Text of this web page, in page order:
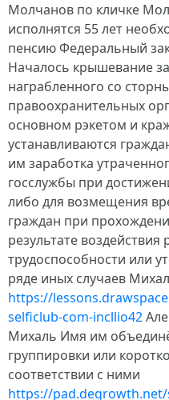
Молчанов по кличке
исполнятся 55 лет
пенсию Федеральный
Началось крышевание
награбленного со
правоохранительных
основном рэкетом и
устанавливаются
им заработка
госслужбы при
либо для возмещения
граждан при
результате
трудоспособности или
ряде иных случаев
https://
selficlub-com-incllio42
Михаль Имя им
группировки или
соответствии с ними
https://pad.degrowth.net/